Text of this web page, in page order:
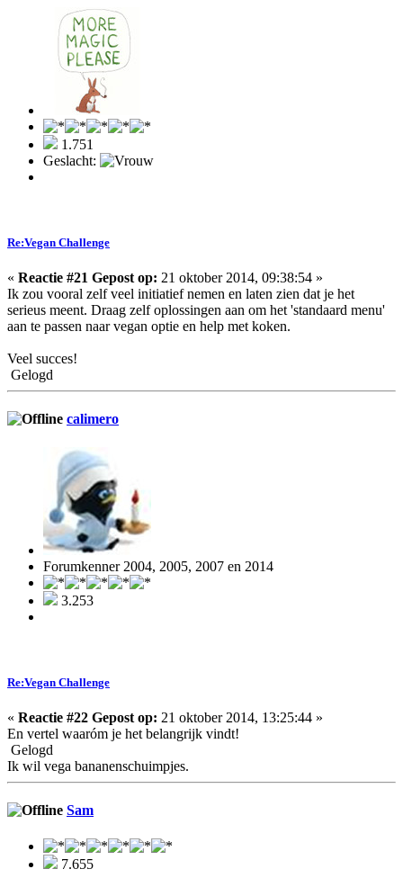
1.751
Geslacht:
Re:Vegan Challenge
« Reactie #21 Gepost op: 21 oktober 2014, 09:38:54 »
Ik zou vooral zelf veel initiatief nemen en laten zien dat je het
serieus meent. Draag zelf oplossingen aan om het 'standaard menu'
aan te passen naar vegan optie en help met koken.
Veel succes!
Gelogd
calimero
Forumkenner 2004, 2005, 2007 en 2014
3.253
Re:Vegan Challenge
« Reactie #22 Gepost op: 21 oktober 2014, 13:25:44 »
En vertel waaróm je het belangrijk vindt!
Gelogd
Ik wil vega bananenschuimpjes.
Sam
7.655